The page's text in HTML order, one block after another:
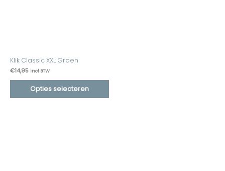
Klik Classic XXL Groen
€14,95 incl BTW
Opties selecteren